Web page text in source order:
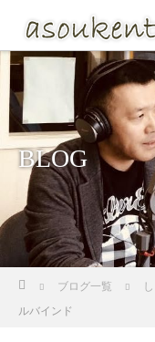
BLOG
ブログ一覧
ルバインド